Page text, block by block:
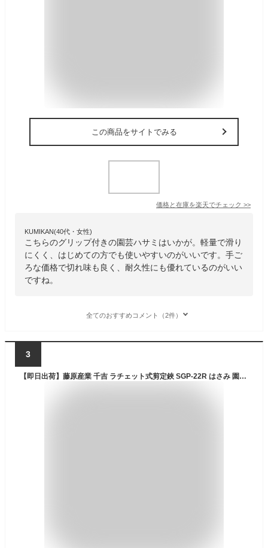
この商品をサイトでみる
価格と在庫を楽天でチェック >>
KUMIKAN(40代・女性)
こちらのグリップ付きの園芸ハサミはいかが。軽量で滑り
にくく、はじめての方でも使いやすいのがいいです。手ご
ろな価格で切れ味も良く、耐久性にも優れているのがいい
ですね。
全てのおすすめコメント（2件）
3
【即日出荷】藤原産業 千吉 ラチェット式剪定鋏 SGP-22R はさみ 園芸ハサミ ガーデニング